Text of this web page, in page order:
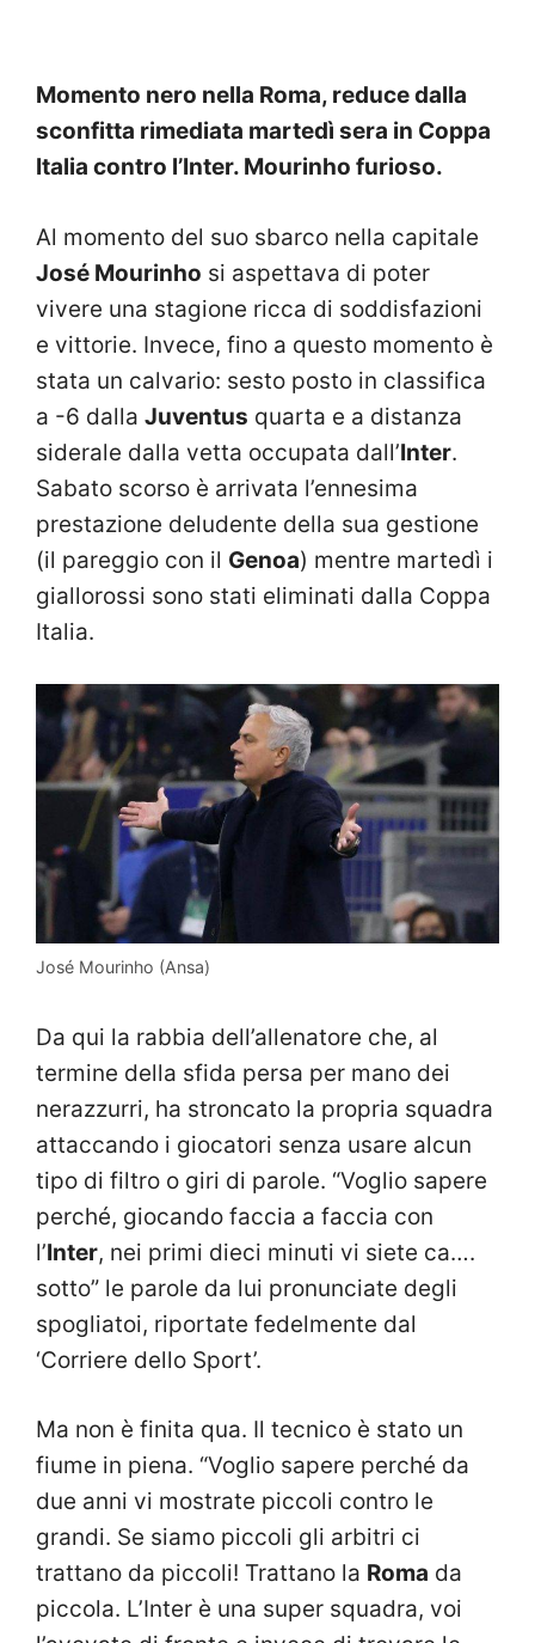
Momento nero nella Roma, reduce dalla
sconfitta rimediata martedì sera in Coppa
Italia contro l’Inter. Mourinho furioso.
Al momento del suo sbarco nella capitale
José Mourinho si aspettava di poter
vivere una stagione ricca di soddisfazioni
e vittorie. Invece, fino a questo momento è
stata un calvario: sesto posto in classifica
a -6 dalla Juventus quarta e a distanza
siderale dalla vetta occupata dall’Inter.
Sabato scorso è arrivata l’ennesima
prestazione deludente della sua gestione
(il pareggio con il Genoa) mentre martedì i
giallorossi sono stati eliminati dalla Coppa
Italia.
José Mourinho (Ansa)
Da qui la rabbia dell’allenatore che, al
termine della sfida persa per mano dei
nerazzurri, ha stroncato la propria squadra
attaccando i giocatori senza usare alcun
tipo di filtro o giri di parole. “Voglio sapere
perché, giocando faccia a faccia con
l’Inter, nei primi dieci minuti vi siete ca….
sotto” le parole da lui pronunciate degli
spogliatoi, riportate fedelmente dal
‘Corriere dello Sport’.
Ma non è finita qua. Il tecnico è stato un
fiume in piena. “Voglio sapere perché da
due anni vi mostrate piccoli contro le
grandi. Se siamo piccoli gli arbitri ci
trattano da piccoli! Trattano la Roma da
piccola. L’Inter è una super squadra, voi